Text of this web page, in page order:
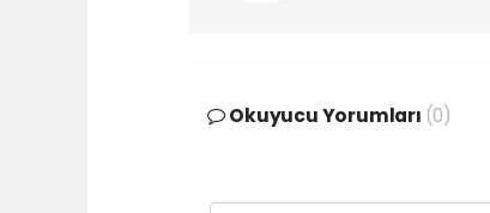
Okuyucu Yorumları (0)